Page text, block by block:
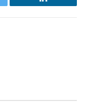
LinkedIn